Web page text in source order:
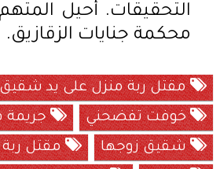
التحقيقات. أُحيل
محكمة جنايات الزقازيق.
مقتل ربة منزل على يد
خوفت تفضحني
جريمة
شقيق زوجها
مقتل ربة